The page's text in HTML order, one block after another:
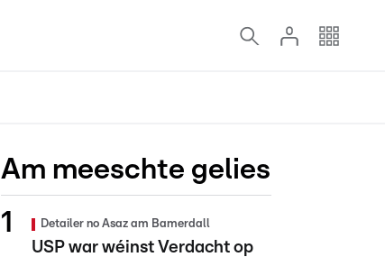
Am meeschte gelies
Detailer no Asaz am Bamerdall
USP war wéinst Verdacht op